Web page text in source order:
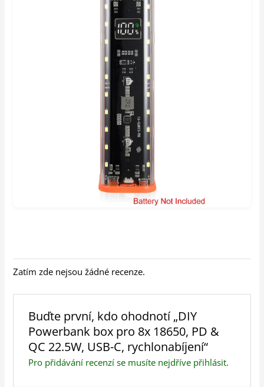
Zatím zde nejsou žádné recenze.
Buďte první, kdo ohodnotí „DIY
Powerbank box pro 8x 18650, PD &
QC 22.5W, USB-C, rychlonabíjení“
Pro přidávání recenzí se musíte nejdříve přihlásit.